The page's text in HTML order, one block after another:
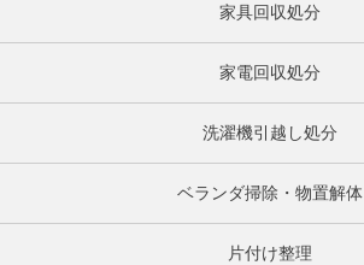
家具回収処分
家電回収処分
洗濯機引越し処分
ベランダ掃除・物置解体
片付け整理